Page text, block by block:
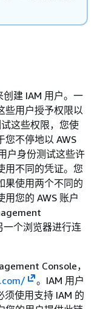
建 IAM 用户。 一
些用户授予权限以
这些权限，您使
您不停地以 AWS
户身份测试这些许
用不同的凭证。您
果使用两个不同的
用您的 AWS 账户
一个浏览器进行连
Console，
。 IAM 用户
须使用支持 IAM 的